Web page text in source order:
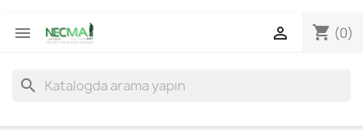
 shopping_cart (0)

search